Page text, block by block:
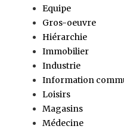
Equipe
Gros-oeuvre
Hiérarchie
Immobilier
Industrie
Information
Loisirs
Magasins
Médecine